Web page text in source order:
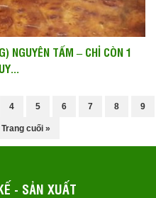
NGUYÊN TẤM – CHỈ CÒN 1
4 5 6 7 8 9
Trang cuối »
- SẢN XUẤT